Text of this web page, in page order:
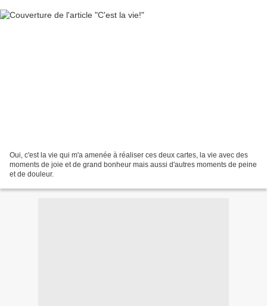
Oui, c'est la vie qui m'a amenée à réaliser ces deux cartes, la vie avec des
moments de joie et de grand bonheur mais aussi d'autres moments de peine
et de douleur.